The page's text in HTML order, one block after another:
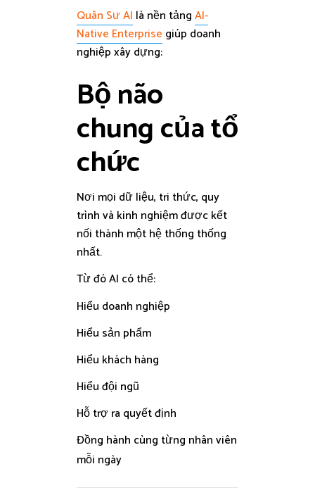
Quân Sư AI là nền tảngAI-
Native Enterprise giúp doanh
nghiệp xây dựng:
Bộ não
chung của tổ
chức
Nơi mọi dữ liệu, tri thức, quy
trình và kinh nghiệm được kết
nối thành một hệ thống thống
nhất.
Từ đó AI có thể:
Hiểu doanh nghiệp
Hiểu sản phẩm
Hiểu khách hàng
Hiểu đội ngũ
Hỗ trợ ra quyết định
Đồng hành cùng từng nhân viên
mỗi ngày